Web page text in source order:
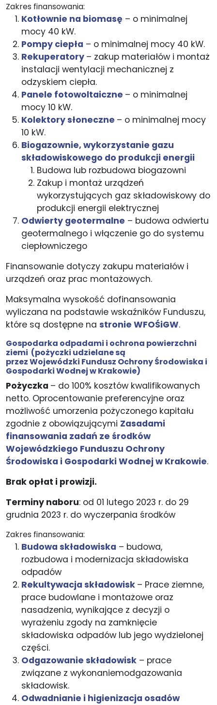
Zakres finansowania:
Kotłownie na biomasę – o minimalnej
mocy 40 kW.
Pompy ciepła – o minimalnej mocy 40 kW.
Rekuperatory – zakup materiałów i montaż
instalacji wentylacji mechanicznej z
odzyskiem ciepła.
Panele fotowoltaiczne – o minimalnej
mocy 10 kW.
Kolektory słoneczne – o minimalnej mocy
10 kW.
Biogazownie, wykorzystanie gazu
składowiskowego do produkcji energii​
​Budowa lub rozbudowa biogazowni​
Zakup i montaż urządzeń
wykorzystujących gaz składowiskowy do
produkcji energii elektrycznej
Odwierty geotermalne – budowa odwiertu
geotermalnego i włączenie go do systemu
ciepłowniczego
Finansowanie dotyczy zakupu materiałów i
urządzeń oraz prac montażowych.
Maksymalna wysokość dofinansowania
wyliczana na podstawie wskaźników Funduszu,
które są dostępne na stronie WFOŚiGW.
Gospodarka​ ​odpadami​ i ochrona powierzchni​
ziemi (pożyczki udzielane są
przez Wojewódzki Fundusz Ochrony Środowiska i
Gospodarki Wodnej w Krakowie)
Pożyczka – do 100% kosztów kwalifikowanych
netto. Oprocentowanie preferencyjne oraz
możliwość umorzenia pożyczonego kapitału
zgodnie z obowiązującymi Zasadami
finansowania zadań ze środków
Wojewódzkiego Funduszu Ochrony
Środowiska i Gospodarki Wodnej w Krakowie.
Brak opłat i prowizji.
Terminy naboru: od 01 lutego 2023 r. do 29
grudnia 2023 r. do wyczerpania środków
Zakres finansowania:
Budowa składowiska – budowa,
rozbudowa i modernizacja składowiska
odpadów
Rekultywacja składowisk – Prace ziemne,
prace budowlane i montażowe oraz
nasadzenia, wynikające z decyzji o
wyrażeniu zgody na zamknięcie
składowiska odpadów lub jego wydzielonej
części.
Odgazowanie składowisk – prace
związane z wykonaniemodgazowania
składowisk.
Odwadnianie i higienizacja osadów